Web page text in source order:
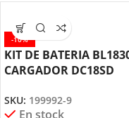
-10%
KIT DE BATERIA
CARGADOR DC18SD
SKU: 199992-9
En stock